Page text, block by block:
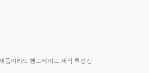
품이라도 핸드메이드 제작 특성상